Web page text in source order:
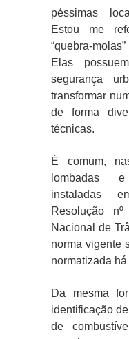
péssimas
Estou me
“quebra-
Elas
segurança
transformar
de forma
técnicas.
É comum,
lombadas
instaladas
Resolução
Nacional de
norma vigente
normatizada
Da mesma
identificação
de